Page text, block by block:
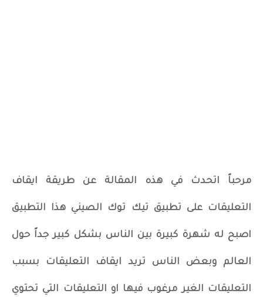
مرحباً اتحدث في هذه المقالة عن طريقة ايقاف
التعليقات على تطبيق تيك توك الصيني هذا التطبيق
اصبح له شهرة كبيرة بين الناس بشكل كبير جداً حول
العالم وبعض الناس تريد ايقاف التعليقات بسبب
التعليقات الغير مرغوب فيها او التعليقات التي تحتوي